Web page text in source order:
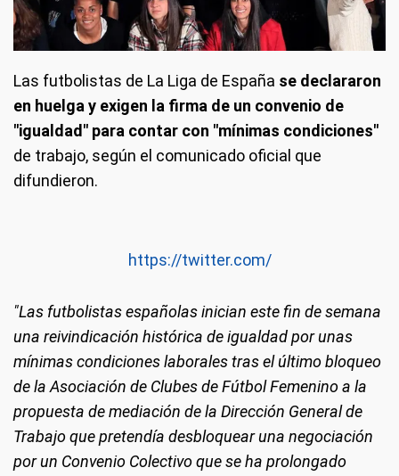
Las futbolistas de La Liga de España se declararon
en huelga y exigen la firma de un convenio de
"igualdad" para contar con "mínimas condiciones"
de trabajo, según el comunicado oficial que
difundieron.
https://twitter.com/
"Las futbolistas españolas inician este fin de semana
una reivindicación histórica de igualdad por unas
mínimas condiciones laborales tras el último bloqueo
de la Asociación de Clubes de Fútbol Femenino a la
propuesta de mediación de la Dirección General de
Trabajo que pretendía desbloquear una negociación
por un Convenio Colectivo que se ha prolongado